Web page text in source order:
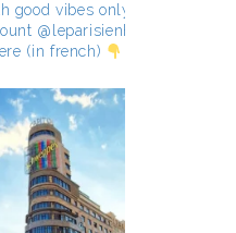
good vibes only
@leparisienheureux
(in french)